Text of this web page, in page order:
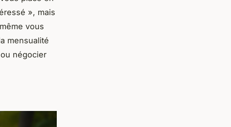
», mais
vous
mensualité
négocier